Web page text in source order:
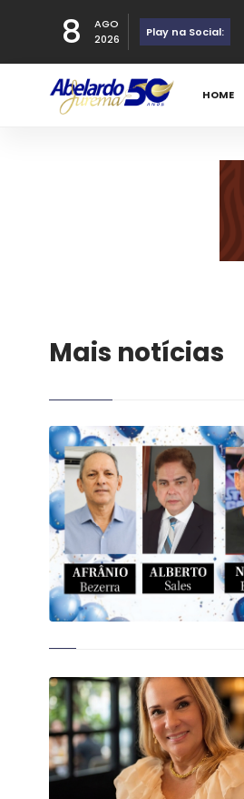
8
AGO
2026
Play na Social:
HOME
Mais notícias